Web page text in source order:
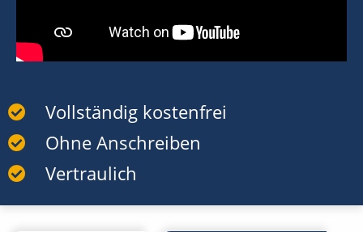
Vollständig kostenfrei
Ohne Anschreiben
Vertraulich